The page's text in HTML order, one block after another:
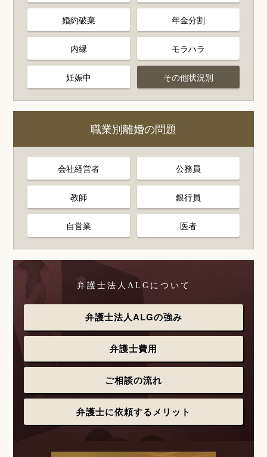
婚約破棄 年金分割
内縁 モラハラ
妊娠中 その他状況別
職業別離婚の問題
会社経営者 公務員
教師 銀行員
自営業 医者
弁護士法人ALGについて
弁護士法人ALGの強み
弁護士費用
ご相談の流れ
弁護士に依頼するメリット